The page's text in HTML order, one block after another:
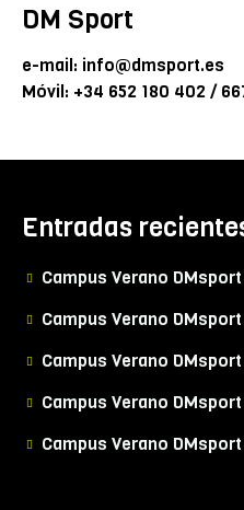
DM Sport
e-mail: info@dmsport.es
Móvil: +34 652 180 402 /
Entradas
Campus Verano
Campus Verano
Campus Verano
Campus Verano
Campus Verano